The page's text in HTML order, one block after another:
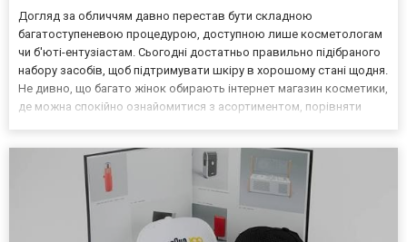
Догляд за обличчям давно перестав бути складною
багатоступеневою процедурою, доступною лише косметологам
чи б'юті-ентузіастам. Сьогодні достатньо правильно підібраного
набору засобів, щоб підтримувати шкіру в хорошому стані щодня.
Не дивно, що багато жінок обирають інтернет магазин косметики,
де можна спокійно ознайомитися з асортиментом, порівняти